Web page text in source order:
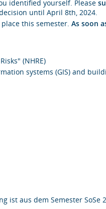
identified yourself. Please
until April 8th, 2024.
place this semester.As soon
(NHRE)
systems (GIS) and
aus dem Semester SoSe